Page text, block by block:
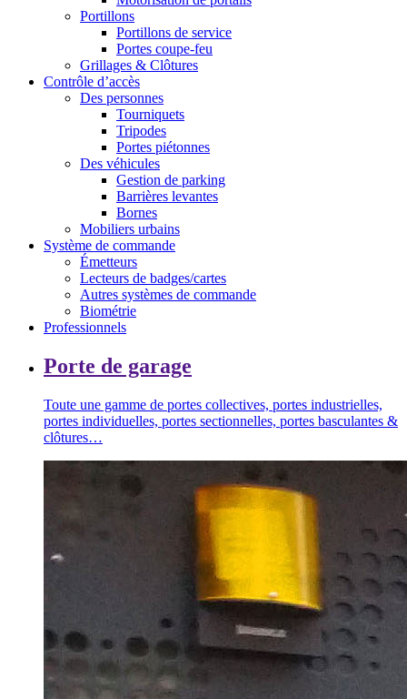
Portillons
Portillons de service
Portes coupe-feu
Grillages & Clôtures
Contrôle d’accès
Des personnes
Tourniquets
Tripodes
Portes piétonnes
Des véhicules
Gestion de parking
Barrières levantes
Bornes
Mobiliers urbains
Système de commande
Émetteurs
Lecteurs de badges/cartes
Autres systèmes de commande
Biométrie
Professionnels
Porte de garage
Toute une gamme de portes collectives, portes industrielles,
portes individuelles, portes sectionnelles, portes basculantes &
clôtures…